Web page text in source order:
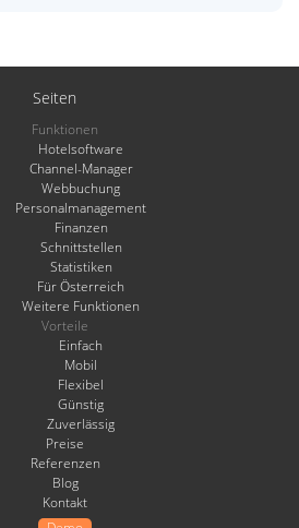
Seiten
Funktionen
Hotelsoftware
Channel-Manager
Webbuchung
Personalmanagement
Finanzen
Schnittstellen
Statistiken
Für Österreich
Weitere Funktionen
Vorteile
Einfach
Mobil
Flexibel
Günstig
Zuverlässig
Preise
Referenzen
Blog
Kontakt